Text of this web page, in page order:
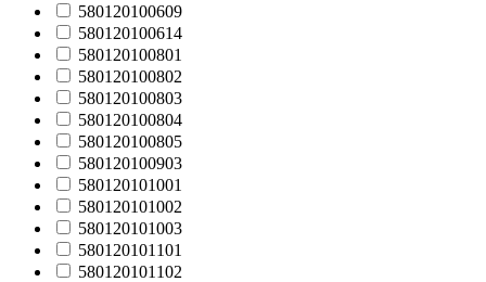
580120100609
580120100614
580120100801
580120100802
580120100803
580120100804
580120100805
580120100903
580120101001
580120101002
580120101003
580120101101
580120101102